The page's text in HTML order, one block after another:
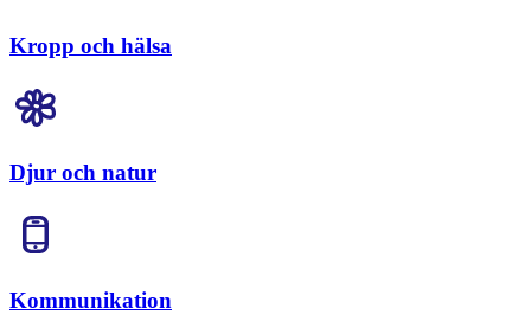
Kropp och hälsa
Djur och natur
Kommunikation